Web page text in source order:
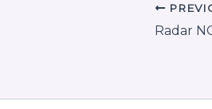
Radar